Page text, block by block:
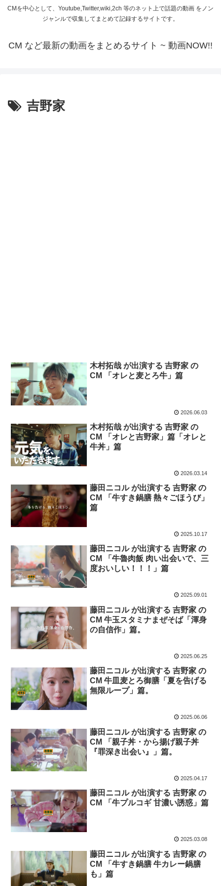
CMを中心として、Youtube,Twitter,wiki,2ch 等のネット上で話題の動画 をノン
ジャンルで収集してまとめて記録するサイトです。
CM など最新の動画をまとめるサイト ~ 動画NOW!!
吉野家
木村拓哉 が出演する 吉野家 の
CM 「オレと麦とろ牛」篇
2026.06.03
木村拓哉 が出演する 吉野家 の
CM 「オレと吉野家」篇「オレと
牛丼」篇
2026.03.14
藤田ニコル が出演する 吉野家 の
CM 「牛すき鍋膳 熱々ごほうび」
篇
2025.10.17
藤田ニコル が出演する 吉野家 の
CM 「牛魯肉飯 肉い出会いで、三
度おいしい！！！」篇
2025.09.01
藤田ニコル が出演する 吉野家 の
CM 牛玉スタミナまぜそば「渾身
の自信作」篇。
2025.06.25
藤田ニコル が出演する 吉野家 の
CM 牛皿麦とろ御膳「夏を告げる
無限ループ」篇。
2025.06.06
藤田ニコル が出演する 吉野家 の
CM 「親子丼・から揚げ親子丼
『罪深き出会い』」篇。
2025.04.17
藤田ニコル が出演する 吉野家 の
CM 「牛プルコギ 甘濃い誘惑」篇
2025.03.08
藤田ニコル が出演する 吉野家 の
CM 「牛すき鍋膳 牛カレー鍋膳
も」篇